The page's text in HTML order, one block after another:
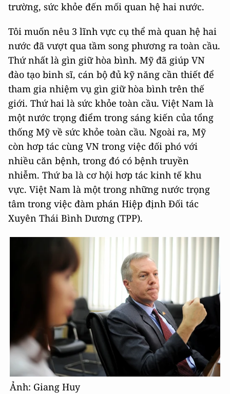
trường, sức khỏe đến mối quan hệ hai nước.
Tôi muốn nêu 3 lĩnh vực cụ thể mà quan hệ hai
nước đã vượt qua tầm song phương ra toàn cầu.
Thứ nhất là gìn giữ hòa bình. Mỹ đã giúp VN
đào tạo binh sĩ, cán bộ đủ kỹ năng cần thiết để
tham gia nhiệm vụ gìn giữ hòa bình trên thế
giới. Thứ hai là sức khỏe toàn cầu. Việt Nam là
một nước trọng điểm trong sáng kiến của tổng
thống Mỹ về sức khỏe toàn cầu. Ngoài ra, Mỹ
còn hơp tác cùng VN trong việc đối phó với
nhiều căn bệnh, trong đó có bệnh truyền
nhiễm. Thứ ba là cơ hội hơp tác kinh tế khu
vực. Việt Nam là một trong những nước trọng
tâm trong việc đàm phán Hiệp định Đối tác
Xuyên Thái Bình Dương (TPP).
Ảnh: Giang Huy